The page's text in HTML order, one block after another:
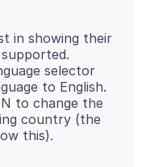
in showing their
selector
to English.
to change the
country (the